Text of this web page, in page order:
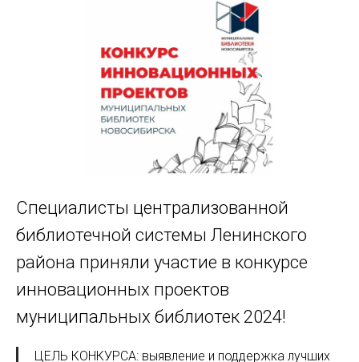
Специалисты централизованной
библиотечной системы Ленинского
района приняли участие в конкурсе
инновационных проектов
муниципальных библиотек 2024!
ЦЕЛЬ КОНКУРСА: выявление и поддержка лучших